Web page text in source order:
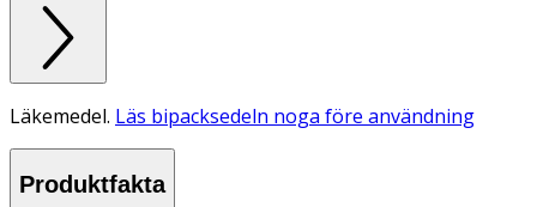
Läkemedel. Läs bipacksedeln noga före användning
Produktfakta